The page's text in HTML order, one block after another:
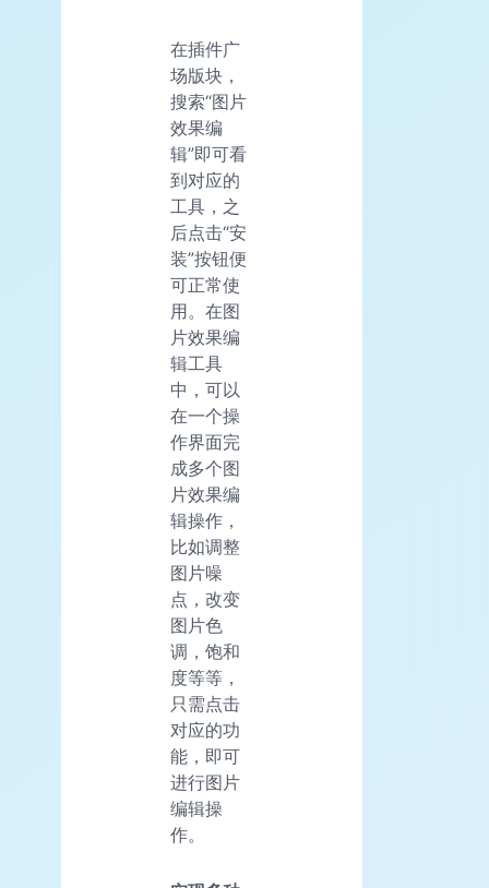
在插件广
场版块，
搜索“图片
效果编
辑”即可看
到对应的
工具，之
后点击“安
装”按钮便
可正常使
用。在图
片效果编
辑工具
中，可以
在一个操
作界面完
成多个图
片效果编
辑操作，
比如调整
图片噪
点，改变
图片色
调，饱和
度等等，
只需点击
对应的功
能，即可
进行图片
编辑操
作。